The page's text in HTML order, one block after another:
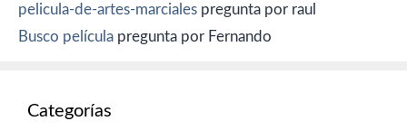
pelicula-de-artes-marciales pregunta por raul
Busco película pregunta por Fernando
Categorías